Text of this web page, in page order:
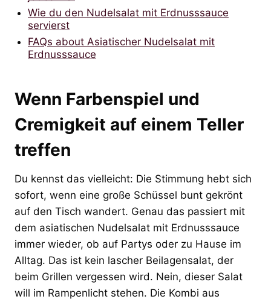
Wie du den Nudelsalat mit Erdnusssauce
servierst
FAQs about Asiatischer Nudelsalat mit
Erdnusssauce
Wenn Farbenspiel und
Cremigkeit auf einem Teller
treffen
Du kennst das vielleicht: Die Stimmung hebt sich
sofort, wenn eine große Schüssel bunt gekrönt
auf den Tisch wandert. Genau das passiert mit
dem asiatischen Nudelsalat mit Erdnusssauce
immer wieder, ob auf Partys oder zu Hause im
Alltag. Das ist kein lascher Beilagensalat, der
beim Grillen vergessen wird. Nein, dieser Salat
will im Rampenlicht stehen. Die Kombi aus